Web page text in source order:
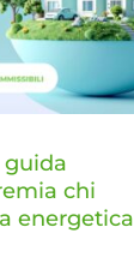
guida
chi
energetica